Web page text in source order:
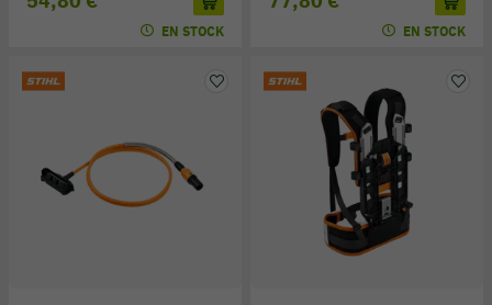
EN STOCK EN STOCK